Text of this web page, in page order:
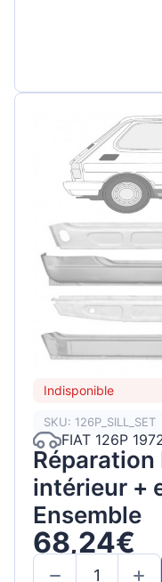
Indisponible
SKU: 126P_SILL_SET
FIAT 126P
Réparation
intérieur +
Ensemble
68,24€